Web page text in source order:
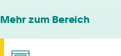
flexible Arbeitszeiten
Mehr zum Bereich